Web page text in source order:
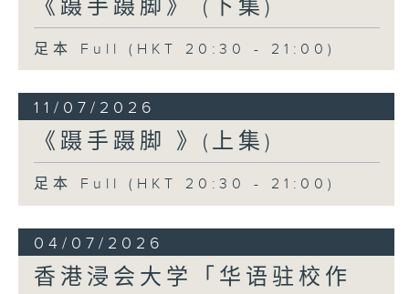
《蹑手蹑脚》 (下集)
足本 Full (HKT 20:30 - 21:00)
11/07/2026
《蹑手蹑脚 》(上集)
足本 Full (HKT 20:30 - 21:00)
04/07/2026
香港浸会大学「华语驻校作